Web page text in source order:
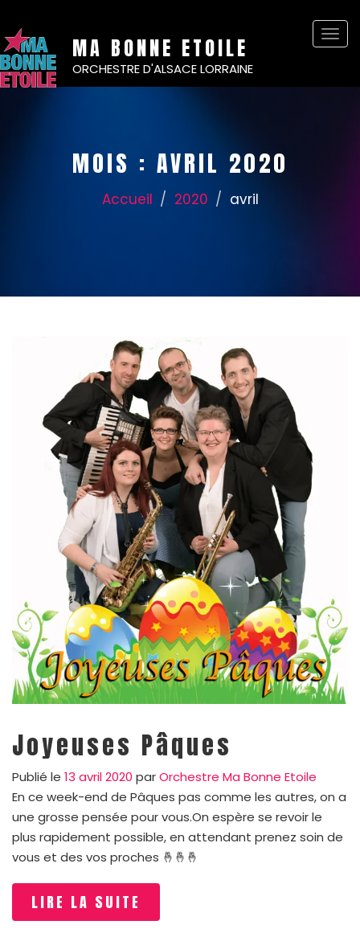
MA BONNE ETOILE
ORCHESTRE D'ALSACE LORRAINE
MOIS : AVRIL 2020
Accueil 2020 avril
Joyeuses Pâques
Publié le 13 avril 2020 parOrchestre Ma Bonne Etoile
En ce week-end de Pâques pas comme les autres, on a
une grosse pensée pour vous.On espère se revoir le
plus rapidement possible, en attendant prenez soin de
vous et des vos proches 🤞🤞🤞
LIRE LA SUITE